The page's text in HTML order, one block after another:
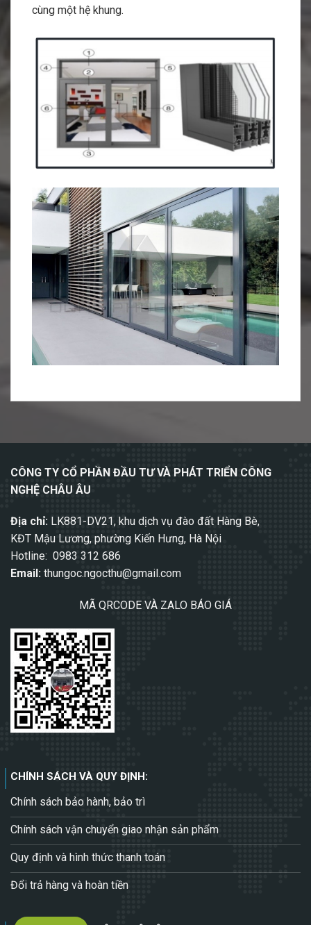
cùng một hệ khung.
CÔNG TY CỔ PHẦN ĐẦU TƯ VÀ PHÁT TRIỂN CÔNG
NGHỆ CHÂU ÂU
Địa chỉ: LK881-DV21, khu dịch vụ đào đất Hàng Bè,
KĐT Mậu Lương, phường Kiến Hưng, Hà Nội
Hotline: 0983 312 686
Email: thungoc.ngocthu@gmail.com
MÃ QRCODE VÀ ZALO BÁO GIÁ
CHÍNH SÁCH VÀ QUY ĐỊNH:
Chính sách bảo hành, bảo trì
Chính sách vận chuyển giao nhận sản phẩm
Quy định và hình thức thanh toán
Đổi trả hàng và hoàn tiền